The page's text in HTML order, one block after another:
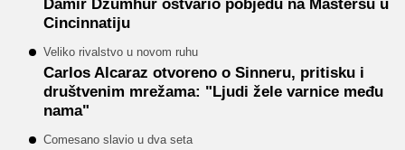
Damir Džumhur ostvario pobjedu na Mastersu u
Cincinnatiju
Veliko rivalstvo u novom ruhu
Carlos Alcaraz otvoreno o Sinneru, pritisku i
društvenim mrežama: "Ljudi žele varnice među
nama"
Comesano slavio u dva seta